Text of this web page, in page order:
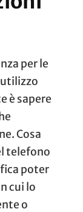
per le
è sapere
Cosa
telefono
poter
cui lo
o